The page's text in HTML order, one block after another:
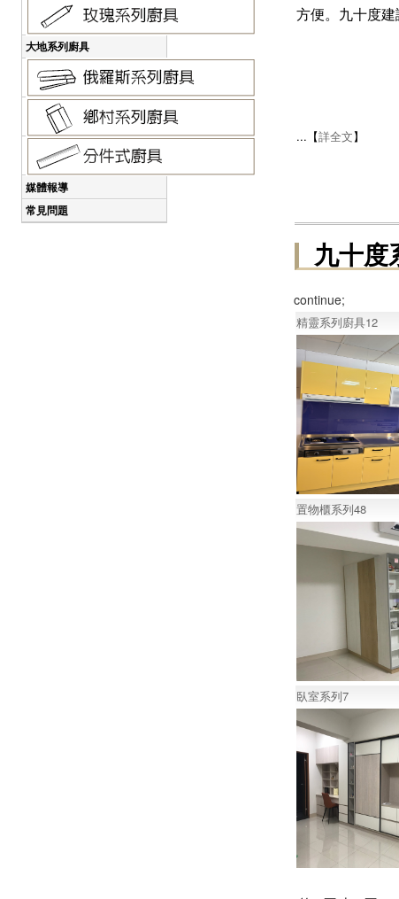
大地系列廚具
媒體報導
常見問題
方便。九十度
...【詳全文】
九十度
continue;
精靈系列廚具12
置物櫃系列48
臥室系列7